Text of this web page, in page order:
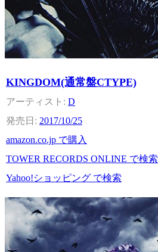
KINGDOM(通常盤CTYPE)
D
2017/10/25
amazon.co.jp で購入
TOWER RECORDS ONLINE で検索
Yahoo!ショッピング で検索